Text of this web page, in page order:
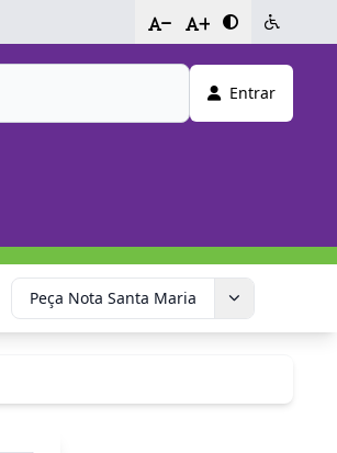
- +
Entrar
Peça Nota Santa Maria